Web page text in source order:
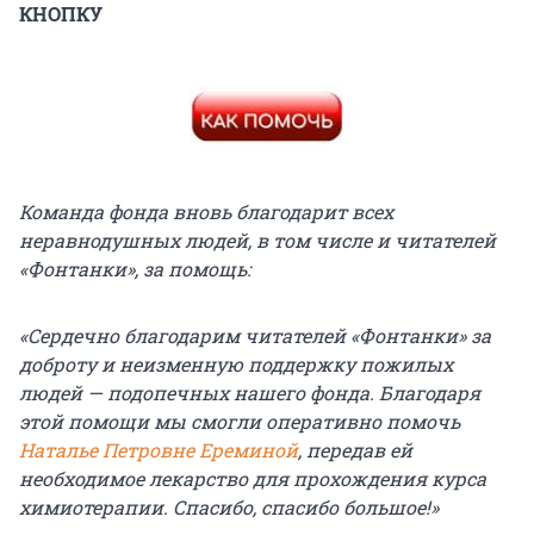
КНОПКУ
Команда фонда вновь благодарит всех
неравнодушных людей, в том числе и читателей
«Фонтанки», за помощь:
«Сердечно благодарим читателей «Фонтанки» за
доброту и неизменную поддержку пожилых
людей — подопечных нашего фонда. Благодаря
этой помощи мы смогли оперативно помочь
Наталье Петровне Ереминой, передав ей
необходимое лекарство для прохождения курса
химиотерапии. Спасибо, спасибо большое!»